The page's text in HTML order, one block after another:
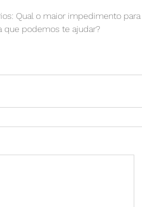
Qual o maior impedimento
que podemos te ajudar?